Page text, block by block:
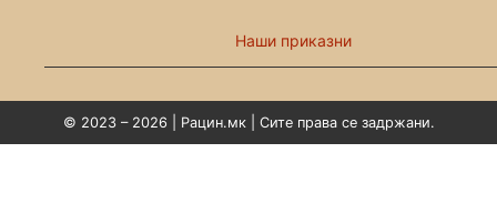
Наши приказни
© 2023 – 2026 | Рацин.мк | Сите права се задржани.